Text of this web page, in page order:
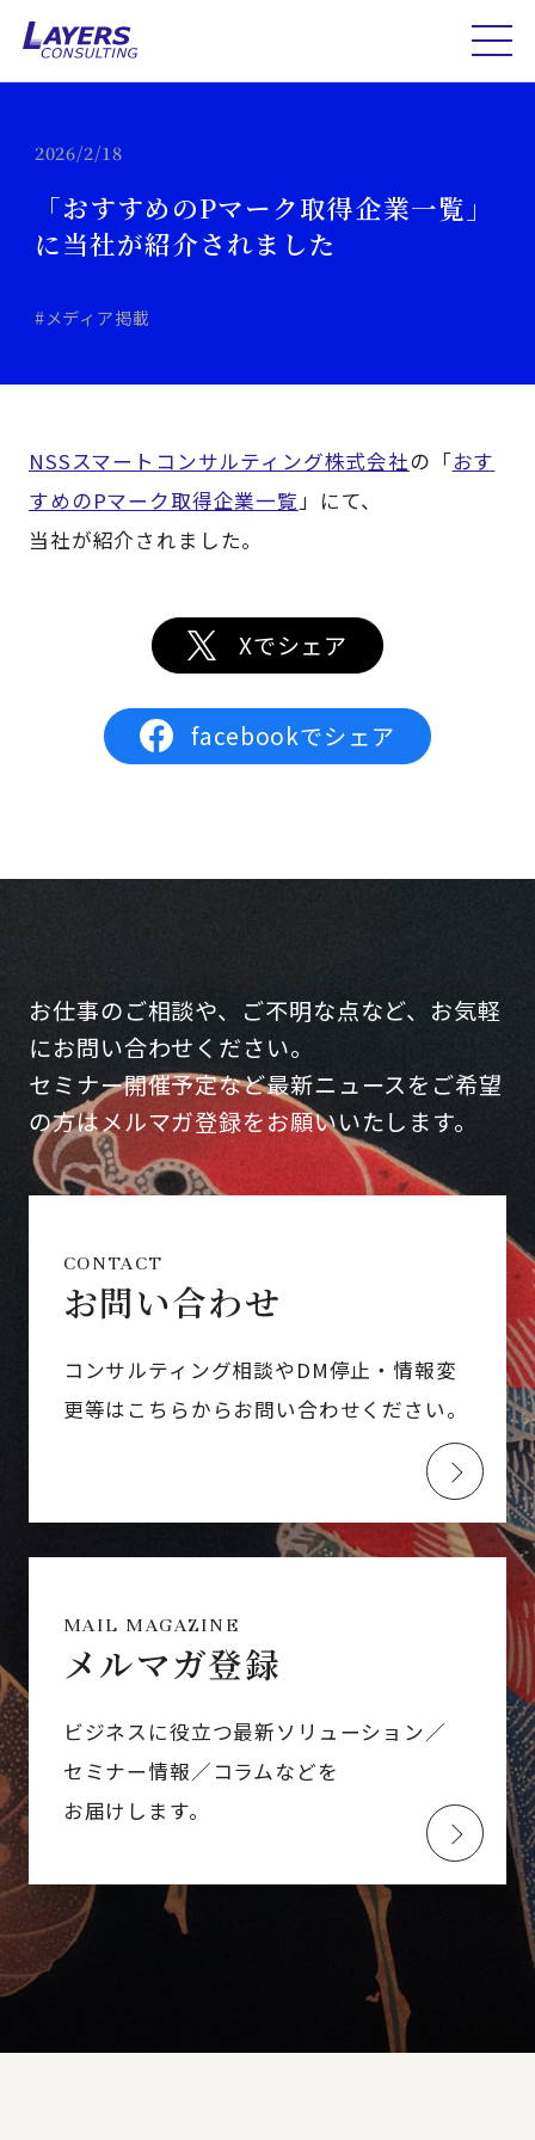
2026/2/18
「おすすめのPマーク取得企業一覧」
に当社が紹介されました
#メディア掲載
NSSスマートコンサルティング株式会社の「おす
すめのPマーク取得企業一覧」にて、
当社が紹介されました。
Xでシェア
facebookでシェア
お仕事のご相談や、ご不明な点など、お気軽
にお問い合わせください。
セミナー開催予定など最新ニュースをご希望
の方はメルマガ登録をお願いいたします。
CONTACT
お問い合わせ
コンサルティング相談やDM停止・情報変
更等はこちらからお問い合わせください。
MAIL MAGAZINE
メルマガ登録
ビジネスに役立つ最新ソリューション／
セミナー情報／コラムなどを
お届けします。